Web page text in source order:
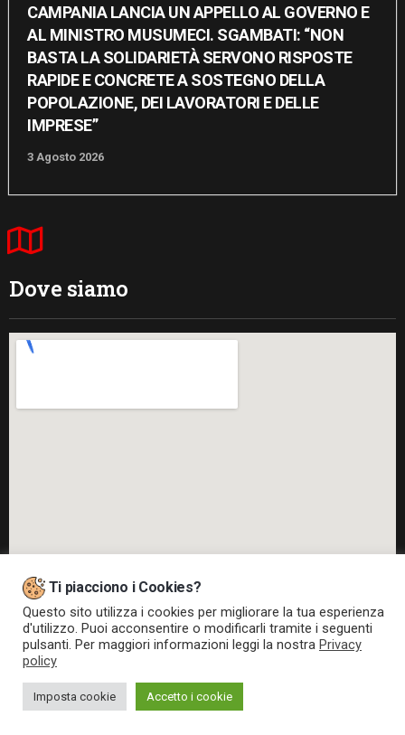
CAMPANIA LANCIA UN APPELLO AL GOVERNO E
AL MINISTRO MUSUMECI. SGAMBATI: “NON
BASTA LA SOLIDARIETÀ SERVONO RISPOSTE
RAPIDE E CONCRETE A SOSTEGNO DELLA
POPOLAZIONE, DEI LAVORATORI E DELLE
IMPRESE”
3 Agosto 2026
Dove siamo
Web Powered byCMH S.r.l.
Ti piacciono i Cookies?
Questo sito utilizza i cookies per migliorare la tua esperienza
d'utilizzo. Puoi acconsentire o modificarli tramite i seguenti
pulsanti. Per maggiori informazioni leggi la nostra Privacy
policy
Imposta cookie Accetto i cookie